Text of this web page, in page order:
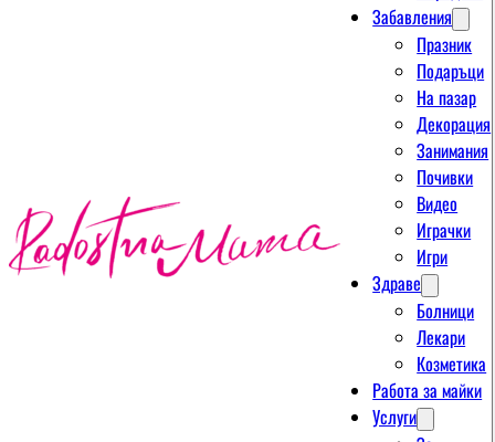
Забавления
Празник
Подаръци
На пазар
Декорация
Занимания
Почивки
Видео
Играчки
Игри
Здраве
Болници
Лекари
Козметика
Работа за майки
Услуги